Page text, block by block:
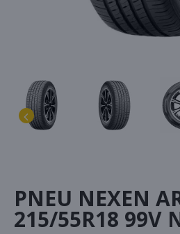
PNEU NEXEN
215/55R18 99V